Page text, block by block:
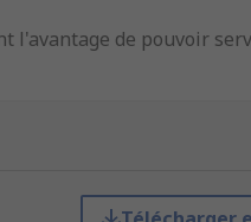
l'avantage de pouvoir